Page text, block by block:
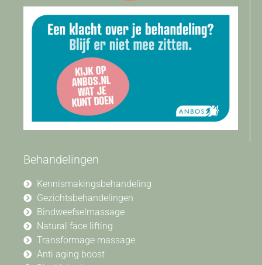
Behandelingen
Kennismakingsbehandeling
Gezichtsbehandelingen
Bindweefselmassage
Natural face lifting
Transformage massage
Anti aging boost